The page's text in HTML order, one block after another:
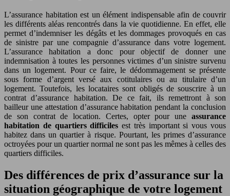
L’assurance habitation est un élément indispensable afin de couvrir
les différents aléas rencontrés dans la vie quotidienne. En effet, elle
permet d’indemniser les dégâts et les dommages provoqués en cas
de sinistre par une compagnie d’assurance dans votre logement.
L’assurance habitation a donc pour objectif de donner une
indemnisation à toutes les personnes victimes d’un sinistre survenu
dans un logement. Pour ce faire, le dédommagement se présente
sous forme d’argent versé aux cotitulaires ou au titulaire d’un
logement. Toutefois, les locataires sont obligés de souscrire à un
contrat d’assurance habitation. De ce fait, ils remettront à son
bailleur une attestation d’assurance habitation pendant la conclusion
de son contrat de location. Certes, opter pour une assurance
habitation de quartiers difficiles est très important si vous vous
habitez dans un quartier à risque. Pourtant, les primes d’assurance
octroyées pour un quartier normal ne sont pas les mêmes à celles des
quartiers difficiles.
Des différences de prix d’assurance sur la
situation géographique de votre logement